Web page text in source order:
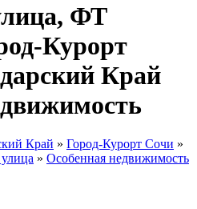
ФТ
Курорт
Край
Край » Город-Курорт Сочи »
» Особенная недвижимость